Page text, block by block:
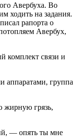
Авербуха. Во
ходить на задания.
рапорта о
Авербух,
комплект связи и
аппаратами, группа
жирную грязь,
— опять ты мне